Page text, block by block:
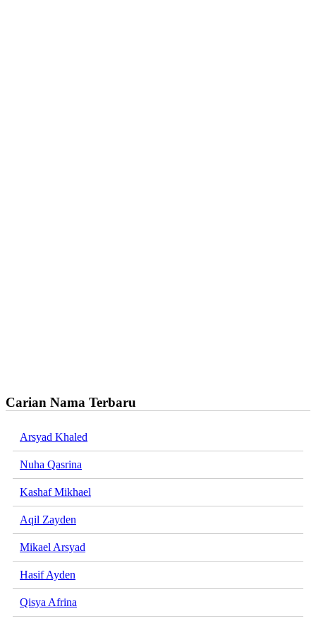
Carian Nama Terbaru
Arsyad Khaled
Nuha Qasrina
Kashaf Mikhael
Aqil Zayden
Mikael Arsyad
Hasif Ayden
Qisya Afrina